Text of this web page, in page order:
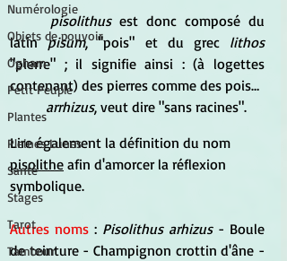
Numérologie
Objets de pouvoir
Ogham
Petit Peuple
Plantes
Pleines Lunes
Santé
Stages
Tarot
Tambour
pisolithus est donc composé du
latin pisum, "pois" et du grec lithos
"pierre" ; il signifie ainsi : (à logettes
contenant) des pierres comme des pois…
arrhizus, veut dire "sans racines".
Lire également la définition du nom
pisolithe afin d'amorcer la réflexion
symbolique.
Autres noms : Pisolithus arhizus - Boule
de teinture - Champignon crottin d'âne -